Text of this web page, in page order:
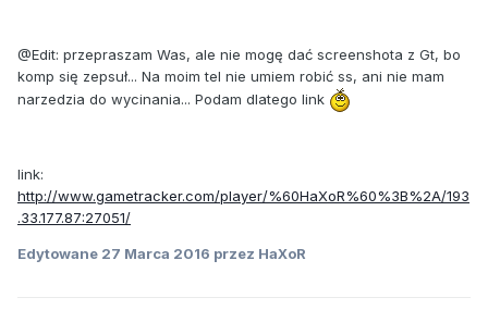
@Edit: przepraszam Was, ale nie mogę dać screenshota z Gt, bo
komp się zepsuł... Na moim tel nie umiem robić ss, ani nie mam
narzedzia do wycinania... Podam dlatego link
link:
http://www.gametracker.com/player/%60HaXoR%60%3B%2A/193
.33.177.87:27051/
Edytowane 27 Marca 2016 przez HaXoR